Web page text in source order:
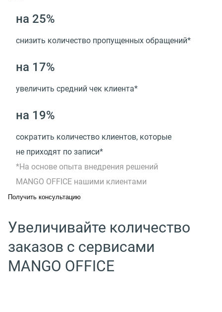
на 25%
снизить количество пропущенных обращений*
на 17%
увеличить средний чек клиента*
на 19%
сократить количество клиентов, которые
не приходят по записи*
*На основе опыта внедрения решений
MANGO OFFICE нашими клиентами
Получить консультацию
Увеличивайте количество
заказов с сервисами
MANGO OFFICE